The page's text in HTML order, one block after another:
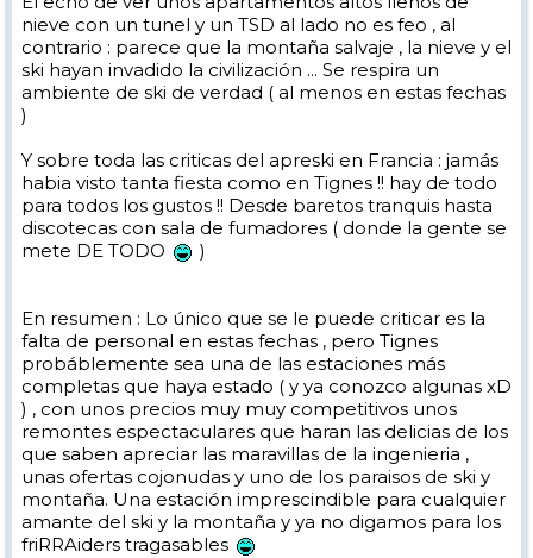
nieve con un tunel y un TSD al lado no es feo , al
contrario : parece que la montaña salvaje , la nieve y el
ski hayan invadido la civilización ... Se respira un
ambiente de ski de verdad ( al menos en estas fechas
)
Y sobre toda las criticas del apreski en Francia : jamás
habia visto tanta fiesta como en Tignes !! hay de todo
para todos los gustos !! Desde baretos tranquis hasta
discotecas con sala de fumadores ( donde la gente se
mete DE TODO
)
En resumen : Lo único que se le puede criticar es la
falta de personal en estas fechas , pero Tignes
probáblemente sea una de las estaciones más
completas que haya estado ( y ya conozco algunas xD
) , con unos precios muy muy competitivos unos
remontes espectaculares que haran las delicias de los
que saben apreciar las maravillas de la ingenieria ,
unas ofertas cojonudas y uno de los paraisos de ski y
montaña. Una estación imprescindible para cualquier
amante del ski y la montaña y ya no digamos para los
friRRAiders tragasables